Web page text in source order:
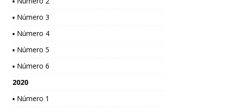
▪ Número 3
▪ Número 4
▪ Número 5
▪ Número 6
2020
▪ Número 1